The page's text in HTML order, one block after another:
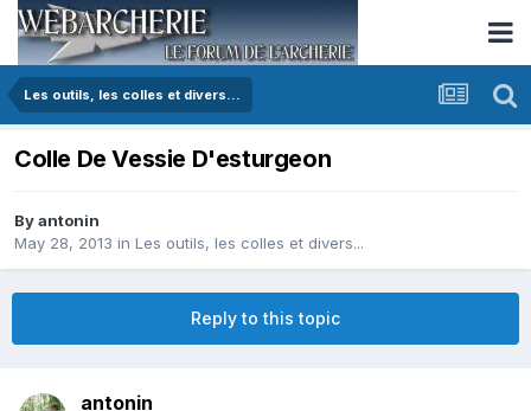
Les outils, les colles et divers...
Colle De Vessie D'esturgeon
Byantonin
May 28, 2013 in Les outils, les colles et divers...
Reply to this topic
antonin